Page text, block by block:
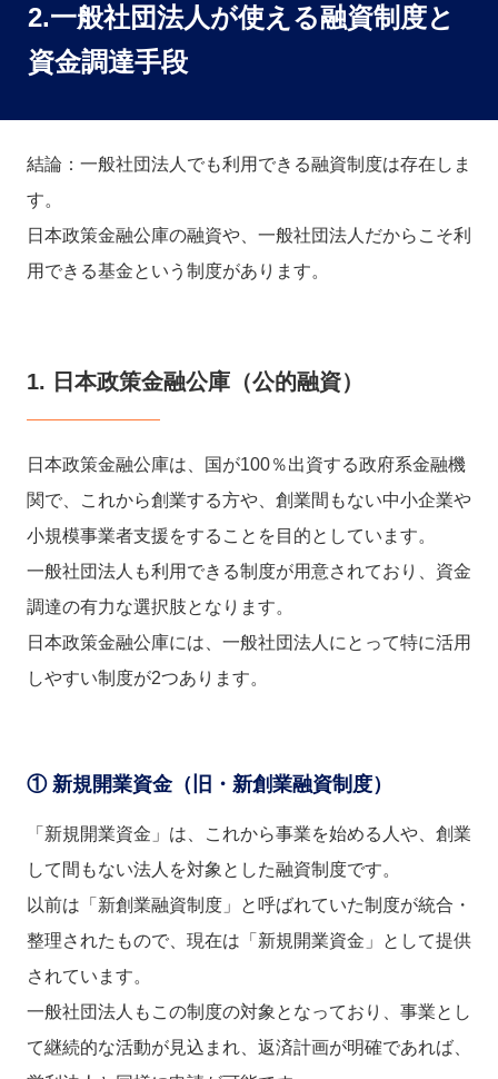
2.一般社団法人が使える融資制度と
資金調達手段
結論：一般社団法人でも利用できる融資制度は存在しま
す。
日本政策金融公庫の融資や、一般社団法人だからこそ利
用できる基金という制度があります。
1. 日本政策金融公庫（公的融資）
日本政策金融公庫は、国が100％出資する政府系金融機
関で、これから創業する方や、創業間もない中小企業や
小規模事業者支援をすることを目的としています。
一般社団法人も利用できる制度が用意されており、資金
調達の有力な選択肢となります。
日本政策金融公庫には、一般社団法人にとって特に活用
しやすい制度が2つあります。
① 新規開業資金（旧・新創業融資制度）
「新規開業資金」は、これから事業を始める人や、創業
して間もない法人を対象とした融資制度です。
以前は「新創業融資制度」と呼ばれていた制度が統合・
整理されたもので、現在は「新規開業資金」として提供
されています。
一般社団法人もこの制度の対象となっており、事業とし
て継続的な活動が見込まれ、返済計画が明確であれば、